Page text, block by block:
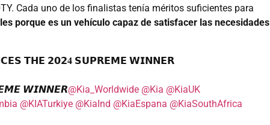
Cada uno de los finalistas tenía méritos suficientes para
porque es un vehículo capaz de satisfacer las necesidades
𝗧𝗛𝗘 𝟮𝟬𝟮𝟒 𝗦𝗨𝗣𝗥𝗘𝗠𝗘 𝗪𝗜𝗡𝗡𝗘𝗥
𝙒𝙄𝙉𝙉𝙀𝙍@Kia_Worldwide @Kia @KiaUK
@KIATurkiye @KiaInd @KiaEspana @KiaSouthAfrica